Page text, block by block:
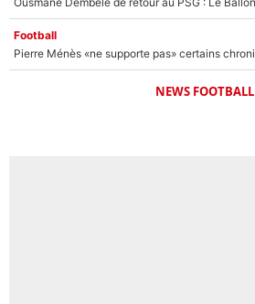
Football
NEWS FOOTBALL